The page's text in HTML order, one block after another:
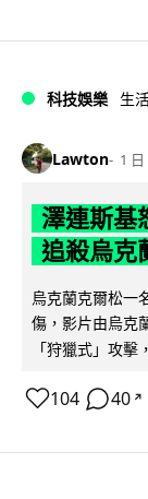
科技娛樂 生
Lawton 1 日
澤連斯基
追殺烏克
烏克蘭克爾松一
傷，影片由烏克
「狩獵式」攻擊
104 40 ↗